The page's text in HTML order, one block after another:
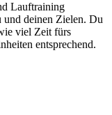
Lauftraining
und deinen Zielen. Du
viel Zeit fürs
entsprechend.